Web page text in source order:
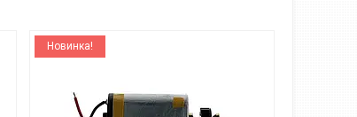
Новинка!